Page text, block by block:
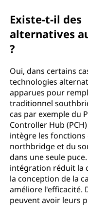
Existe-t-il des
alternatives
?
Oui, dans certains
technologies
apparues pour
traditionnel
cas par exemple du
Controller Hub
intègre les fonctions
northbridge et du
dans une seule
intégration réduit la
la conception de la
améliore l'efficacité.
peuvent avoir leurs